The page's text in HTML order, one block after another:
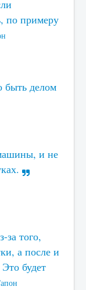
по примеру
быть делом
и не
за того,
а после и
будет